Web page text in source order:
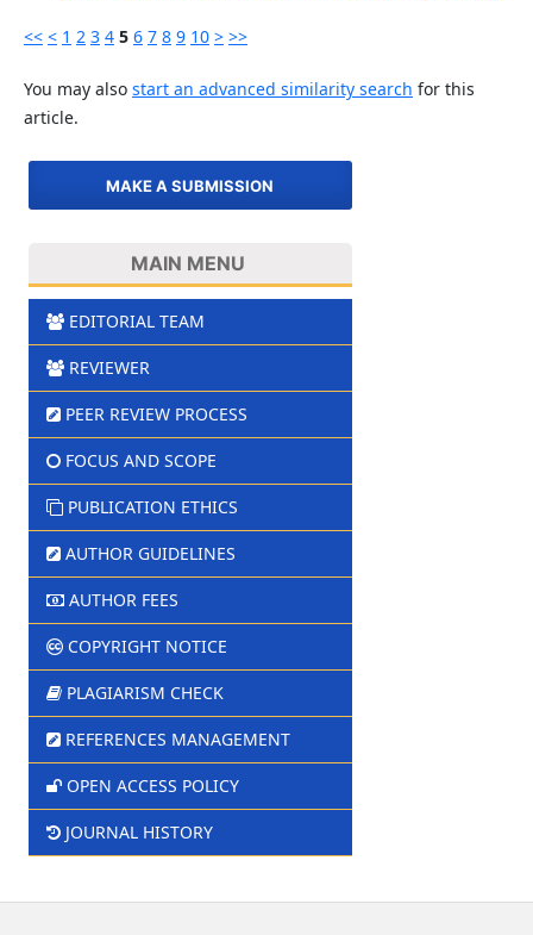
<< < 1 2 3 4 5 6 7 8 9 10 > >>
You may also start an advanced similarity search for this
article.
MAKE A SUBMISSION
MAIN MENU
EDITORIAL TEAM
REVIEWER
PEER REVIEW PROCESS
FOCUS AND SCOPE
PUBLICATION ETHICS
AUTHOR GUIDELINES
AUTHOR FEES
COPYRIGHT NOTICE
PLAGIARISM CHECK
REFERENCES MANAGEMENT
OPEN ACCESS POLICY
JOURNAL HISTORY